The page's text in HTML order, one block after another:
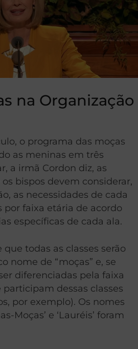
na Organização
o programa das moças
as meninas em três
a irmã Cordon diz, as
bispos devem considerar,
as necessidades de cada
por faixa etária de acordo
específicas de cada ala.
todas as classes serão
nome de “moças” e, se
diferenciadas pela faixa
dessas classes
por exemplo). Os nomes
Moças’ e ‘Lauréis’ foram